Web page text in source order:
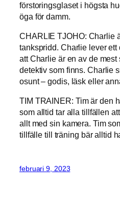
förstoringsglaset i högsta
öga för damm.
CHARLIE TJOHO: Charlie
tankspridd. Charlie lever ett
att Charlie är en av de
detektiv som finns. Charlie
osunt – godis, läsk eller
TIM TRAINER: Tim är den
som alltid tar alla tillfällen
allt med sin kamera. Tim
tillfälle till träning bär alltid
februari 9, 2023